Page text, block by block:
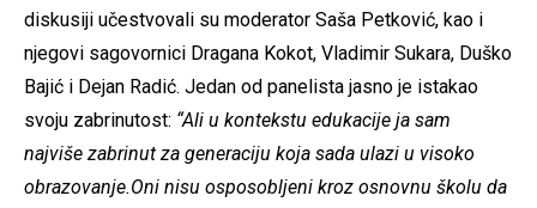
diskusiji učestvovali su moderator Saša Petković, kao i
njegovi sagovornici Dragana Kokot, Vladimir Sukara, Duško
Bajić i Dejan Radić. Jedan od panelista jasno je istakao
svoju zabrinutost: “Ali u kontekstu edukacije ja sam
najviše zabrinut za generaciju koja sada ulazi u visoko
obrazovanje.Oni nisu osposobljeni kroz osnovnu školu da